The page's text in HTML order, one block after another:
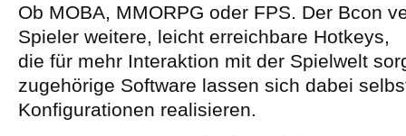
Ob MOBA, MMORPG oder FPS. Der Bcon
Spieler weitere, leicht erreichbare Hotkeys,
die für mehr Interaktion mit der Spielwelt
zugehörige Software lassen sich dabei
Konfigurationen realisieren.